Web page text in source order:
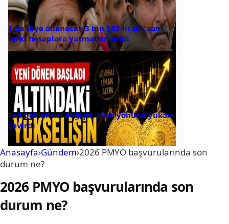
Emekliye ödenecek 3 bin 552 liralık zam
farkı hesaplara yatmadan eridi
Fed beklentisi değişti, altın yönünü yukarı
çevirdi
Anasayfa›Gündem›2026 PMYO başvurularında son
durum ne?
2026 PMYO başvurularında son
durum ne?